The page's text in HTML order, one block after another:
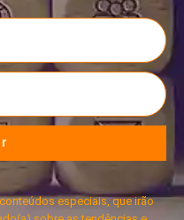
especiais, que irão